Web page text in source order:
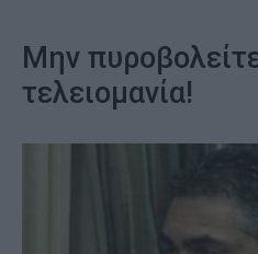
Μην
τελειομανία!